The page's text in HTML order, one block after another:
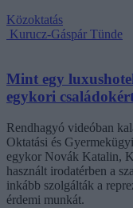
Közoktatás
Kurucz-Gáspár Tünde
Mint egy
egykori
Rendhagyó videóban
Oktatási és
egykor Novák Katalin,
használt irodatérben a
inkább szolgálták a
érdemi munkát.